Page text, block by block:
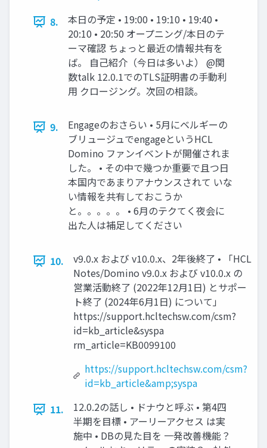
8.
本日の予定 • 19:00 • 19:10 • 19:40 •
20:10 • 20:50 オープニング/本日のテ
ーマ確認 ちょっと最近の情報共有を
ば。 自己紹介（今日は多いよ） @関
数talk 12.0.1でのTLS証明書の手動利
用 クロージング。次回の相談。
9.
Engageのおさらい • 5月にベルギーの
ブリュージュでengageというHCL
Domino ファンイベントが開催されま
した。 • その中で幾つか重要で且つ日
本国内であまりアナウンスされて いな
い情報を共有しておこうか
と。。。。。 • 6月のテクてく夜会に
出た人は補足してください
10.
v9.0.x および v10.0.x、2年後終了 • 「HCL
Notes/Domino v9.0.x および v10.0.x の
営業活動終了 (2022年12月1日) とサポー
ト終了 (2024年6月1日) について」
https://support.hcltechsw.com/csm?
id=kb_article&syspa
rm_article=KB0099100
https://support.hcltechsw.com/csm?
id=kb_article&amp;syspa
11.
12.0.2の話し • ドナウと呼ぶ • 第4四
半期を目標 • アーリーアクセス は実
施中 • DBの見た目を 一発改善機能？